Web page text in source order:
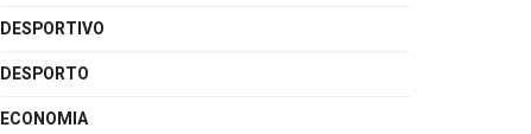
DESPORTIVO
DESPORTO
ECONOMIA